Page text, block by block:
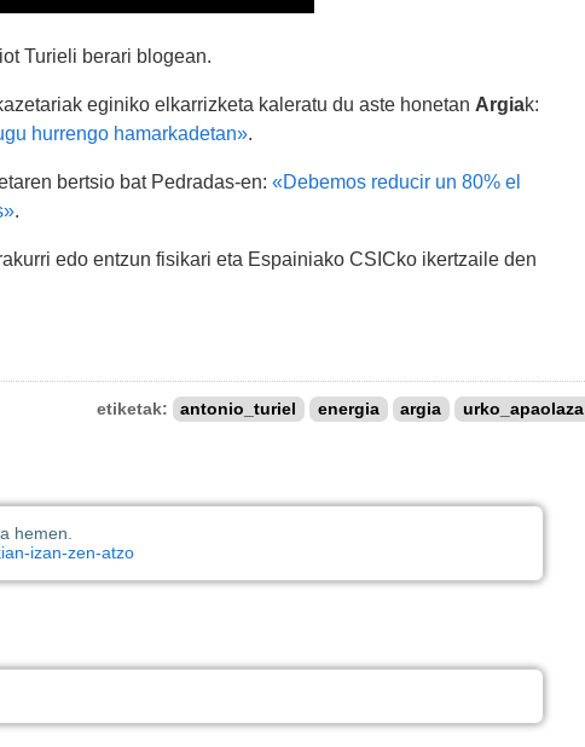
Turieli berari blogean.
eginiko elkarrizketa kaleratu du aste honetan Argiak:
hurrengo hamarkadetan».
bertsio bat Pedradas-en: «Debemos reducir un 80% el
.
edo entzun fisikari eta Espainiako CSICko ikertzaile den
etiketak: antonio_turiel energia argia urko_apaolaza
hemen.
izan-zen-atzo